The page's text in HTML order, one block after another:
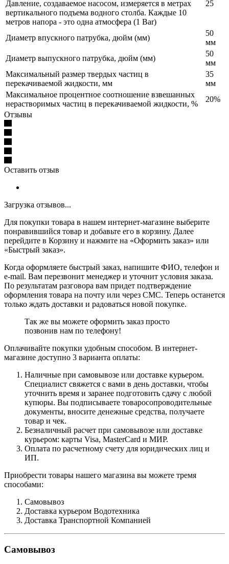
Давление, создаваемое насосом, измеряется в метрах
вертикального подъема водного столба. Каждые 10
метров напора - это одна атмосфера (1 Bar)
25
Диаметр впускного патрубка, дюйм (мм)
50
мм
Диаметр выпускного патрубка, дюйм (мм)
50
мм
Максимальный размер твердых частиц в
перекачиваемой жидкости, мм
35
мм
Максимальное процентное соотношение взвешанных
нерастворимых частиц в перекачиваемой жидкости, %
20%
Отзывы
Оставить отзыв
Загрузка отзывов...
Для покупки товара в нашем интернет-магазине выберите
понравившийся товар и добавьте его в корзину. Далее
перейдите в Корзину и нажмите на «Оформить заказ» или
«Быстрый заказ».
Когда оформляете быстрый заказ, напишите ФИО, телефон и
e-mail. Вам перезвонит менеджер и уточнит условия заказа.
По результатам разговора вам придет подтверждение
оформления товара на почту или через СМС. Теперь останется
только ждать доставки и радоваться новой покупке.
Так же вы можете оформить заказ просто
позвонив нам по телефону!
Оплачивайте покупки удобным способом. В интернет-
магазине доступно 3 варианта оплаты:
Наличные при самовывозе или доставке курьером.
Специалист свяжется с вами в день доставки, чтобы
уточнить время и заранее подготовить сдачу с любой
купюры. Вы подписываете товаросопроводительные
документы, вносите денежные средства, получаете
товар и чек.
Безналичный расчет при самовывозе или доставке
курьером: карты Visa, MasterCard и МИР.
Оплата по расчетному счету для юридических лиц и
ИП.
Приобрести товары нашего магазина вы можете тремя
способами:
Самовывоз
Доставка курьером Водотехника
Доставка Транспортной Компанией
Самовывоз